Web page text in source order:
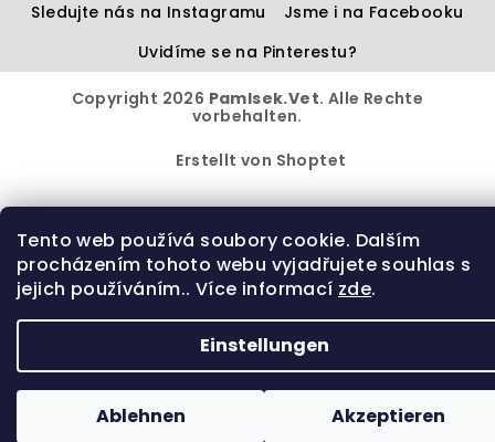
Tento web používá soubory cookie. Dalším
procházením tohoto webu vyjadřujete souhlas s
jejich používáním.. Více informací zde.
Einstellungen
Ablehnen Akzeptieren
Sledujte nás na Instagramu
Jsme i na Facebooku
Uvidíme se na Pinterestu?
Copyright 2026 Pamlsek.Vet. Alle Rechte
vorbehalten.
Erstellt von Shoptet